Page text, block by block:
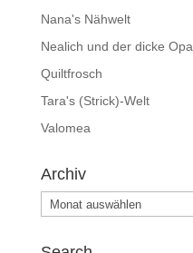
Nana's Nähwelt
Nealich und der dicke Opa
Quiltfrosch
Tara's (Strick)-Welt
Valomea
Archiv
Archiv